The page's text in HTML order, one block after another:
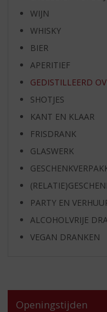
WIJN
WHISKY
BIER
APERITIEF
GEDISTILLEERD
SHOTJES
KANT EN KLAAR
FRISDRANK
GLASWERK
PARTY EN
ALCOHOLVRIJE
VEGAN DRANKEN
Openingstijden